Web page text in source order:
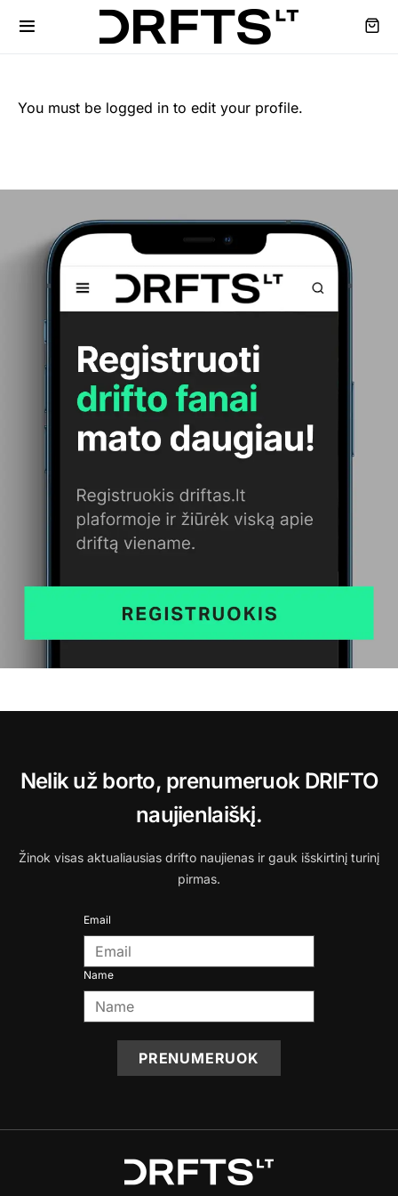
You must be logged in to edit your profile.
Nelik už borto, prenumeruok DRIFTO
naujienlaiškį.
Žinok visas aktualiausias drifto naujienas ir gauk išskirtinį turinį
pirmas.
Email
Name
PRENUMERUOK